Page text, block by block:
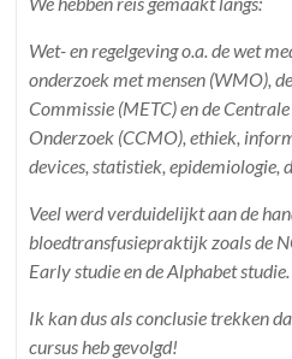
Wet- en regelgeving o.a. de wet
onderzoek met mensen (WMO),
Commissie (METC) en de
Onderzoek (CCMO), ethiek,
devices, statistiek, epidemiologie,
Veel werd verduidelijkt aan de
bloedtransfusiepraktijk zoals de
Early studie en de Alphabet studie.
Ik kan dus als conclusie trekken
cursus heb gevolgd!